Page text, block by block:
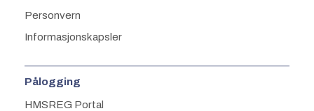
Personvern
Informasjonskapsler
Pålogging
HMSREG Portal